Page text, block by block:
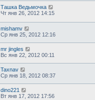
Ташка Ведьмочка
Чт янв 26, 2012 14:15
mishamv
Ср янв 25, 2012 12:16
mr jingles
Вс янв 22, 2012 00:11
Taxnav
Ср янв 18, 2012 08:37
dino221
Вт янв 17, 2012 17:56